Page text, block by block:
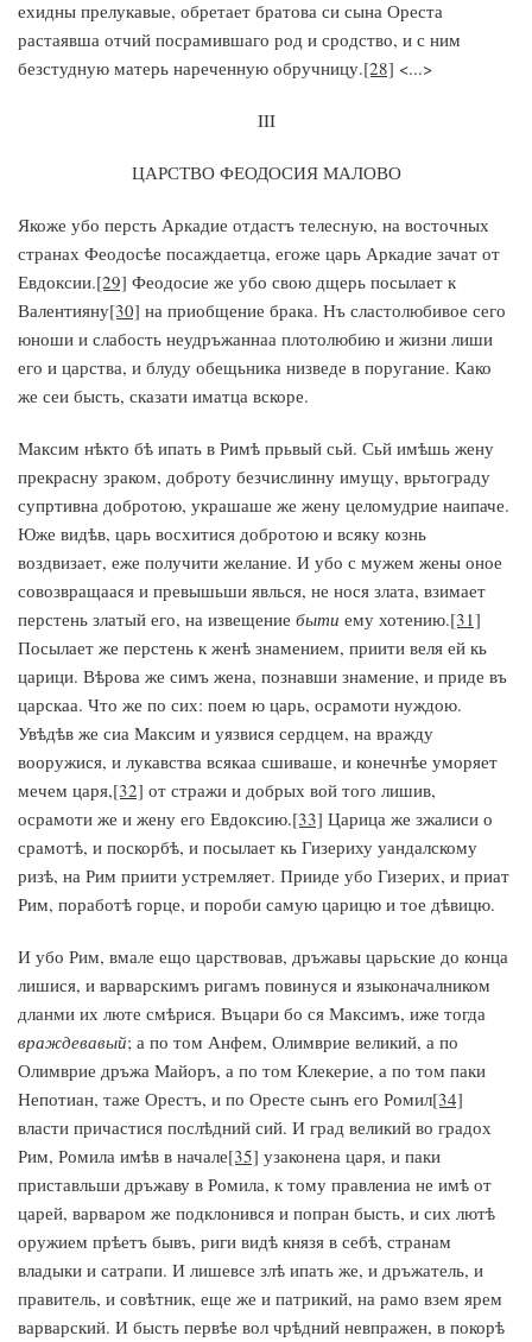
ехидны прелукавые, обретает братова си сына Ореста
растаявша отчий посрамившаго род и сродство, и с ним
безстудную матерь нареченную обручницу.[28] <...>
III
ЦАРСТВО ФЕОДОСИЯ МАЛОВО
Якоже убо персть Аркадие отдастъ телесную, на восточных
странах Феодосѣе посаждаетца, егоже царь Аркадие зачат от
Евдоксии.[29] Феодосие же убо свою дщерь посылает к
Валентияну[30] на приобщение брака. Нъ сластолюбивое сего
юноши и слабость неудръжаннаа плотолюбию и жизни лиши
его и царства, и блуду обещьника низведе в поругание. Како
же сеи бысть, сказати иматца вскоре.
Максим нѣкто бѣ ипать в Римѣ прьвый сьй. Сьй имѣшь жену
прекрасну зраком, доброту безчислинну имущу, врьтограду
супртивна добротою, украшаше же жену целомудрие наипаче.
Юже видѣв, царь восхитися добротою и всяку кознь
воздвизает, еже получити желание. И убо с мужем жены оное
совозвращаася и превышьши явлься, не нося злата, взимает
перстень златый его, на извещение быти ему хотению.[31]
Посылает же перстень к женѣ знамением, приити веля ей кь
царици. Вѣрова же симъ жена, познавши знамение, и приде въ
царскаа. Что же по сих: поем ю царь, осрамоти нуждою.
Увѣдѣв же сиа Максим и уязвися сердцем, на вражду
вооружися, и лукавства всякаа сшиваше, и конечнѣе уморяет
мечем царя,[32] от стражи и добрых вой того лишив,
осрамоти же и жену его Евдоксию.[33] Царица же зжалиси о
срамотѣ, и поскорбѣ, и посылает кь Гизериху уандалскому
ризѣ, на Рим приити устремляет. Прииде убо Гизерих, и приат
Рим, поработѣ горце, и пороби самую царицю и тое дѣвицю.
И убо Рим, вмале ещо царствовав, дръжавы царьские до конца
лишися, и варварскимъ ригамъ повинуся и языконачалником
дланми их люте смѣрися. Въцари бо ся Максимъ, иже тогда
враждевавый; а по том Анфем, Олимврие великий, а по
Олимврие дръжа Майоръ, а по том Клекерие, а по том паки
Непотиан, таже Орестъ, и по Оресте сынъ его Ромил[34]
власти причастися послѣдний сий. И град великий во градох
Рим, Ромила имѣв в начале[35] узаконена царя, и паки
приставльши дръжаву в Ромила, к тому правлениа не имѣ от
царей, варваром же подклонився и попран бысть, и сих лютѣ
оружием прѣетъ бывъ, риги видѣ князя в себѣ, странам
владыки и сатрапи. И лишевсе злѣ ипать же, и дръжатель, и
правитель, и совѣтник, еще же и патрикий, на рамо взем ярем
варварский. И бысть первѣе вол чрѣдний невпражен, в покорѣ